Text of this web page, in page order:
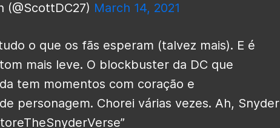
March 14, 2021
o que os fãs esperam (talvez mais). E é
mais leve. O blockbuster da DC que
tem momentos com coração e
personagem. Chorei várias vezes. Ah, Snyder